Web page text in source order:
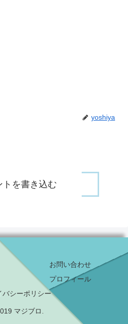
yoshiya
トを書き込む
お問い合わせ
プロフィール
バシーポリシー
マジブロ.